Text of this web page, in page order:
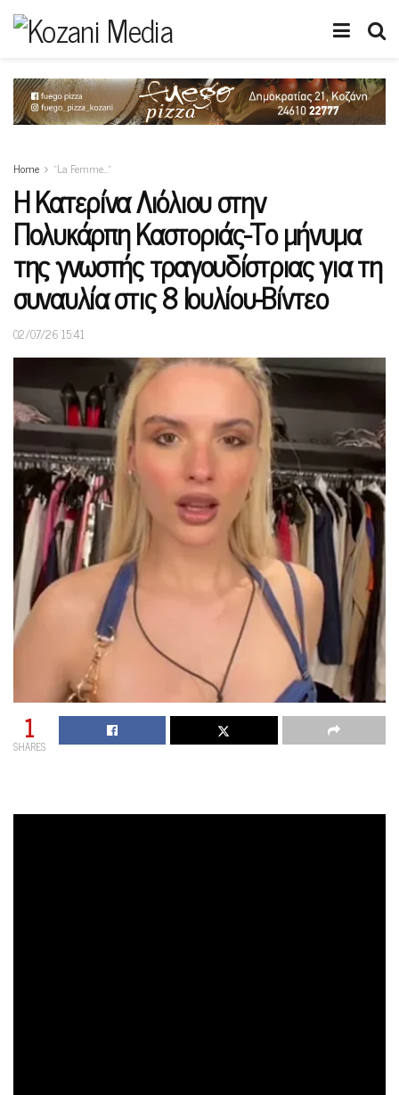
Home “La Femme…”
Η Κατερίνα Λιόλιου στην
Πολυκάρπη Καστοριάς-Το μήνυμα
της γνωστής τραγουδίστριας για τη
συναυλία στις 8 Ιουλίου-Βίντεο
02/07/26 15:41
1
SHARES